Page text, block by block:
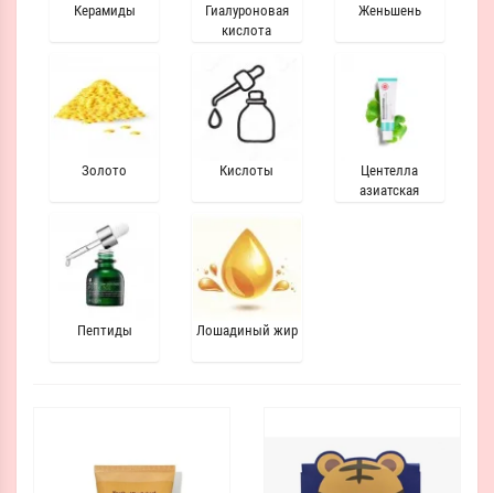
Керамиды
Гиалуроновая
кислота
Женьшень
Золото Кислоты
Центелла
азиатская
Пептиды Лошадиный жир